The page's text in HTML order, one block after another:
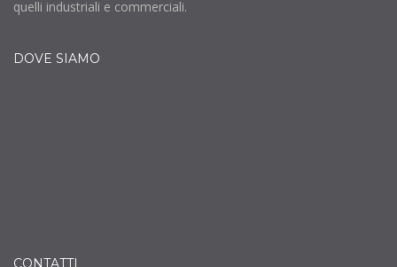
quelli industriali e commerciali.
DOVE SIAMO
CONTATTI